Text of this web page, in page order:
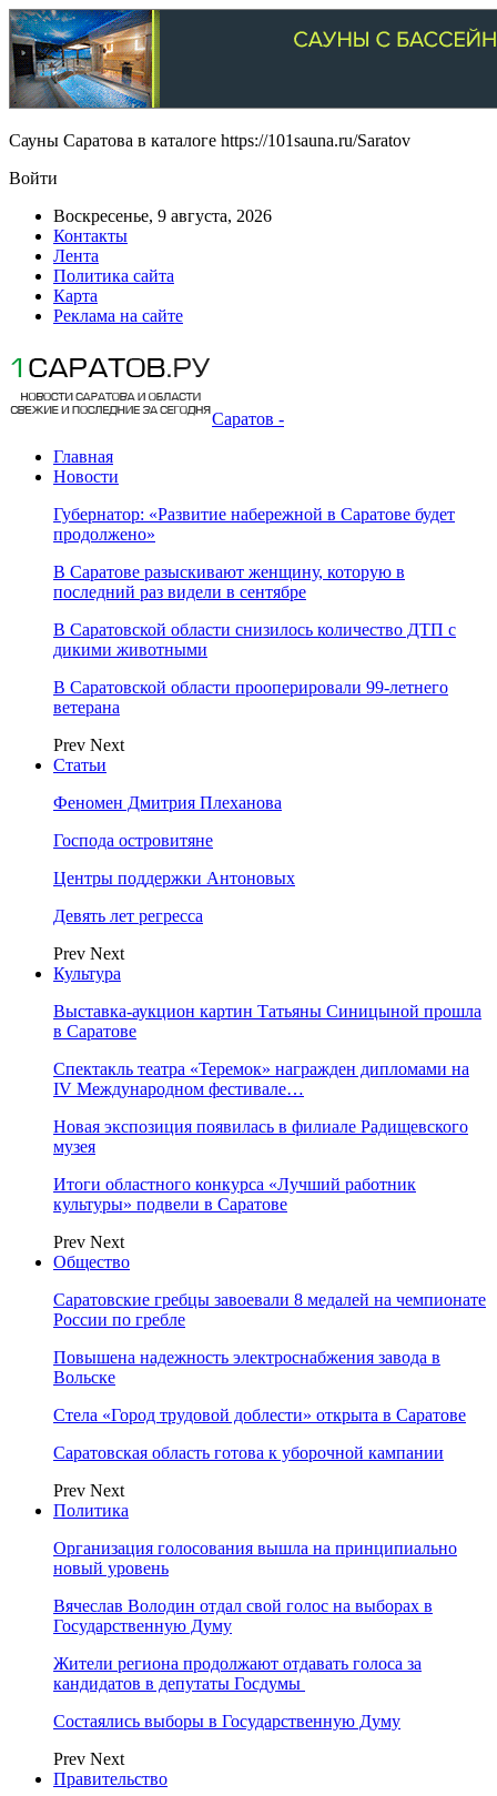
Сауны Саратова в каталоге https://101sauna.ru/Saratov
Войти
Воскресенье, 9 августа, 2026
Контакты
Лента
Политика сайта
Карта
Реклама на сайте
Саратов -
Главная
Новости
Губернатор: «Развитие набережной в Саратове будет
продолжено»
В Саратове разыскивают женщину, которую в
последний раз видели в сентябре
В Саратовской области снизилось количество ДТП с
дикими животными
В Саратовской области прооперировали 99-летнего
ветерана
Prev Next
Статьи
Феномен Дмитрия Плеханова
Господа островитяне
Центры поддержки Антоновых
Девять лет регресса
Prev Next
Культура
Выставка-аукцион картин Татьяны Синицыной прошла
в Саратове
Спектакль театра «Теремок» награжден дипломами на
IV Международном фестивале…
Новая экспозиция появилась в филиале Радищевского
музея
Итоги областного конкурса «Лучший работник
культуры» подвели в Саратове
Prev Next
Общество
Саратовские гребцы завоевали 8 медалей на чемпионате
России по гребле
Повышена надежность электроснабжения завода в
Вольске
Стела «Город трудовой доблести» открыта в Саратове
Саратовская область готова к уборочной кампании
Prev Next
Политика
Организация голосования вышла на принципиально
новый уровень
Вячеслав Володин отдал свой голос на выборах в
Государственную Думу
Жители региона продолжают отдавать голоса за
кандидатов в депутаты Госдумы
Состаялись выборы в Государственную Думу
Prev Next
Правительство